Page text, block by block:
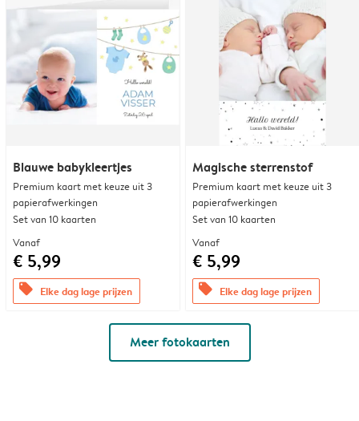
Blauwe babykleertjes
Premium kaart met keuze uit 3
papierafwerkingen
Set van 10 kaarten
Vanaf
€ 5,99
offers Elke dag lage prijzen
Magische sterrenstof
Premium kaart met keuze uit 3
papierafwerkingen
Set van 10 kaarten
Vanaf
€ 5,99
offers Elke dag lage prijzen
Meer fotokaarten